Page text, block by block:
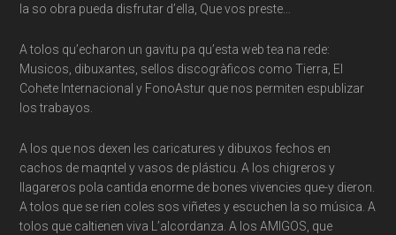
la so obra pueda disfrutar d’ella, Que vos preste…
A tolos qu’echaron un gavitu pa qu’esta web tea na rede:
Musicos, dibuxantes, sellos discogràficos como Tierra, El
Cohete Internacional y FonoAstur que nos permiten espublizar
los trabayos.
A los que nos dexen les caricatures y dibuxos fechos en
cachos de maqntel y vasos de plásticu. A los chigreros y
llagareros pola cantida enorme de bones vivencies que-y dieron.
A tolos que se rien coles sos viñetes y escuchen la so música. A
tolos que caltienen viva L’alcordanza. A los AMIGOS, que